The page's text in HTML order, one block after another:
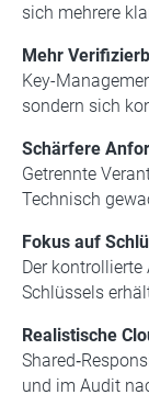
sich mehrere
Mehr
Key-
sondern sich
Schärfere
Getrennte
Technisch
Fokus auf
Der
Schlüssels
Realistische
und im Audit